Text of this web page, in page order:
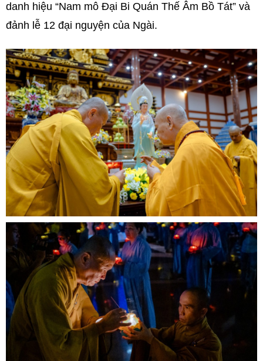
danh hiệu “Nam mô Đại Bi Quán Thế Âm Bồ Tát” và
đảnh lễ 12 đại nguyện của Ngài.